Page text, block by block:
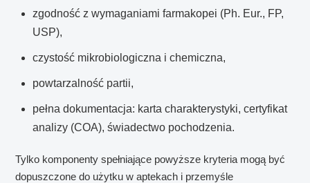
zgodność z wymaganiami farmakopei (Ph. Eur., FP,
USP),
czystość mikrobiologiczna i chemiczna,
powtarzalność partii,
pełna dokumentacja: karta charakterystyki, certyfikat
analizy (COA), świadectwo pochodzenia.
Tylko komponenty spełniające powyższe kryteria mogą być
dopuszczone do użytku w aptekach i przemyśle